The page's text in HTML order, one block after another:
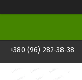
+380 (96) 282-38-38